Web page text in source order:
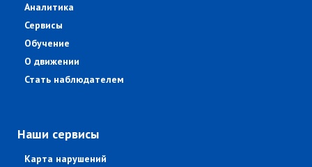
Аналитика
Сервисы
Обучение
О движении
Стать наблюдателем
Наши сервисы
Карта нарушений